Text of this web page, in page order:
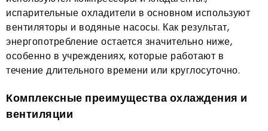
испарительные охладители в основном используют
вентиляторы и водяные насосы. Как результат,
энергопотребление остается значительно ниже,
особенно в учреждениях, которые работают в
течение длительного времени или круглосуточно.
Комплексные преимущества охлаждения и
вентиляции